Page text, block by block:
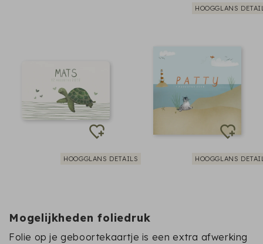
HOOGGLANS
HOOGGLANS DETAILS HOOGGLANS
Mogelijkheden foliedruk
Folie op je geboortekaartje is een extra afwerking